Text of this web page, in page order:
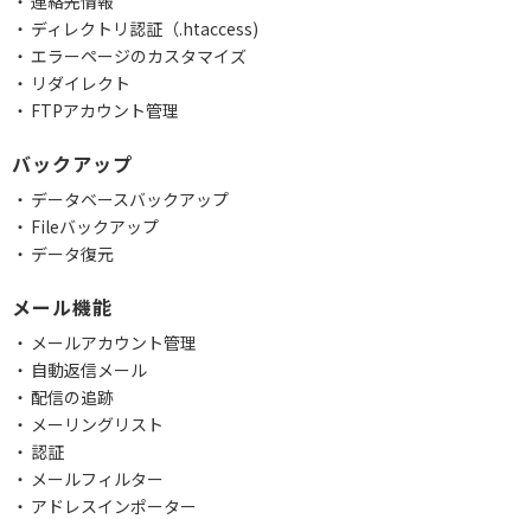
ディレクトリ認証（.htaccess)
エラーページのカスタマイズ
リダイレクト
FTPアカウント管理
バックアップ
データベースバックアップ
Fileバックアップ
データ復元
メール機能
メールアカウント管理
自動返信メール
配信の追跡
メーリングリスト
認証
メールフィルター
アドレスインポーター